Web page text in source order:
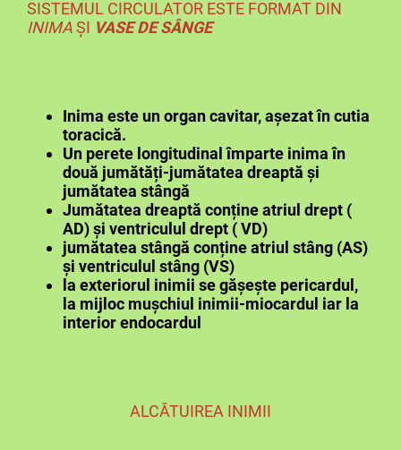
SISTEMUL CIRCULATOR ESTE FORMAT DIN
INIMAȘI VASE DE SÂNGE
Inima este un organ cavitar, așezat în cutia
toracică.
Un perete longitudinal împarte inima în
două jumătăți-jumătatea dreaptă și
jumătatea stângă
Jumătatea dreaptă conține atriul drept (
AD) și ventriculul drept ( VD)
jumătatea stângă conține atriul stâng (AS)
și ventriculul stâng (VS)
la exteriorul inimii se gășește pericardul,
la mijloc mușchiul inimii-miocardul iar la
interior endocardul
ALCĂTUIREA INIMII